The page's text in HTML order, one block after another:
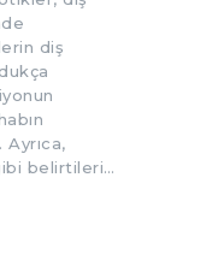
diş
Ayrıca,
belirtileri…